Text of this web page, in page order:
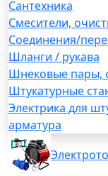
Сантехника
Смесители,
Соединения/
Шланги / рукава
Шнековые пары,
Штукатурные
Электрика для
арматура